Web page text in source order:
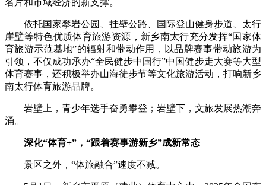
名片和市域经济的新支撑。
依托国家攀岩公园、挂壁公路、国际登山健身步道、太行
崖壁等特色优质体育旅游资源，新乡南太行充分发挥“国家体
育旅游示范基地”的辐射和带动作用，以品牌赛事带动旅游为
引领，不仅成功承办“全民健步中国行”中国健步走大赛等大型
体育赛事，还积极举办山海徒步节等文化旅游活动，打响新乡
南太行体育旅游品牌。
岩壁上，青少年选手奋勇攀登；岩壁下，文旅发展热潮奔
涌。
深化“体育+”，“跟着赛事游新乡”成新常态
景区之外，“体旅融合”速度不减。